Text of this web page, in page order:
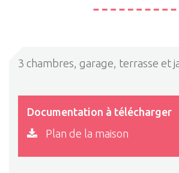
3 chambres, garage, terrasse et
Documentation à télécharger
Plan de la maison